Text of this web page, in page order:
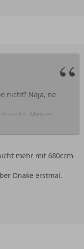
nicht? Naja, ne
nicht. Meiner
ausreichend mit
ja nur dafür, dass
er erstmal da,
mehr mit 680ccm
Dnake erstmal.